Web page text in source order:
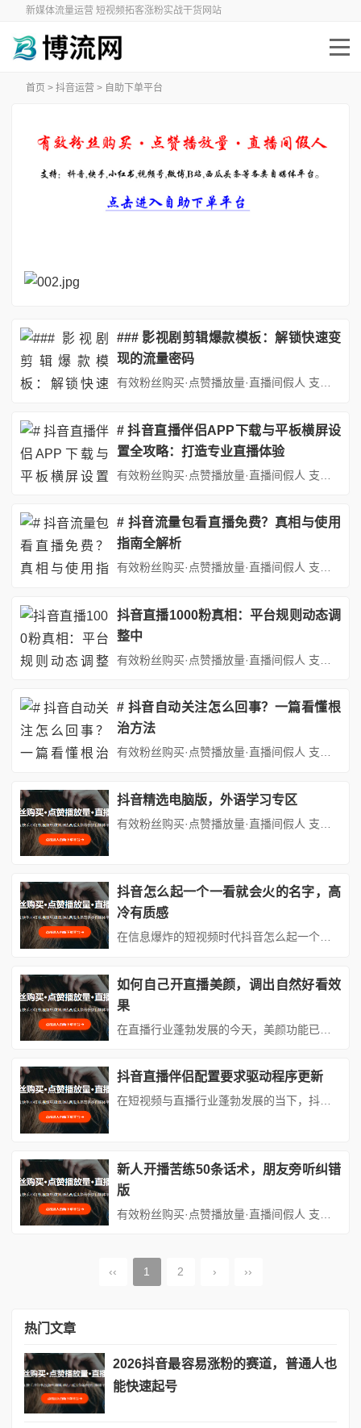
新媒体流量运营 短视频拓客涨粉实战干货网站
首页 > 抖音运营 > 自助下单平台
### 影视剧剪辑爆款模板：解锁快速变
现的流量密码
有效粉丝购买·点赞播放量·直播间假人 支持：抖音,快手,小红书,视频号,微博,B站,西瓜头条等各类自媒体平台。自助平台： http://www.fs688.com/ 在短视频平台蓬勃发展的今天，影视剧剪辑已成为最热门的创作领域之一。无论是抖音、快手还是B站，影视剪辑类账号动辄百万点赞的爆款视频屡见不鲜。然而，许多创作者苦于缺乏系统方法，陷入"剪片2小时，播放200"的...
# 抖音直播伴侣APP下载与平板横屏设
置全攻略：打造专业直播体验
# 抖音流量包看直播免费？真相与使用
指南全解析
有效粉丝购买·点赞播放量·直播间假人 支持：抖音,快手,小红书,视频号,微博,B站,西瓜头条等各类自媒体平台。自助平台： http://www.fs688.com/ 在移动互联网时代，短视频与直播已成为大众娱乐、社交和获取信息的重要方式。抖音作为国内最受欢迎的短视频平台之一，其直播功能吸引了大量用户参与。与此同时，各大运营商推出的“抖音流量包”服务，让许多用户产生了疑...
抖音直播1000粉真相：平台规则动态调
整中
# 抖音自动关注怎么回事？一篇看懂根
治方法
有效粉丝购买·点赞播放量·直播间假人 支持：抖音,快手,小红书,视频号,微博,B站,西瓜头条等各类自媒体平台。自助平台： http://www.fs688.com/ 在当今数字化社交时代，抖音作为一款极具影响力的短视频社交平台，拥有庞大的用户群体。然而，不少用户在使用过程中会遭遇一个令人困扰的问题——抖音自动关注他人账号。这一现象不仅打乱了用户正常的社交节奏，还可能带...
抖音精选电脑版，外语学习专区
抖音怎么起一个一看就会火的名字，高
冷有质感
在信息爆炸的短视频时代抖音怎么起一个一看就会火的名字，高冷有质感，一个具有记忆点的账号名称是用户停留的第一道门槛。当其他创作者还在用"可爱风""搞笑梗"争夺流量时抖音怎么起一个一看就会火的名字，高冷有质感，高冷质感系名字正以独特的视觉冲击力和情感张力，成为破圈利器。本文将从符号学、心理学和传播学角度，拆解高冷质感名的创作密码，助你打造自带流量的账号ID。#### 一、高冷质感名的底层逻...
如何自己开直播美颜，调出自然好看效
果
抖音直播伴侣配置要求驱动程序更新
在短视频与直播行业蓬勃发展的当下，抖音直播伴侣已成为众多主播实现高质量直播的核心工具。作为连接硬件设备与直播平台的桥梁，其性能表现不仅取决于软件本身的优化，更与计算机硬件配置及驱动程序状态密切相关。本文将从硬件配置要求、驱动程序的重要性、更新方法及常见问题解决方案四个维度，系统解析如何通过科学配置与驱动管理打造稳定流畅的直播环境。## 一、抖音直播伴侣基础配置要求解析### 1. 操作...
新人开播苦练50条话术，朋友旁听纠错
版
‹‹ 1 2 › ››
热门文章
2026抖音最容易涨粉的赛道，普通人也
能快速起号